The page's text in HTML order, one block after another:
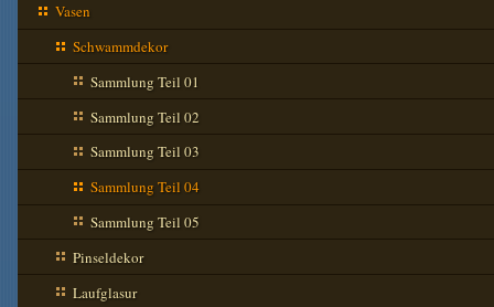
Vasen
Schwammdekor
Sammlung Teil 01
Sammlung Teil 02
Sammlung Teil 03
Sammlung Teil 04
Sammlung Teil 05
Pinseldekor
Laufglasur